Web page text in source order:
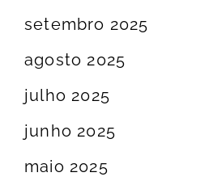
setembro 2025
agosto 2025
julho 2025
junho 2025
maio 2025